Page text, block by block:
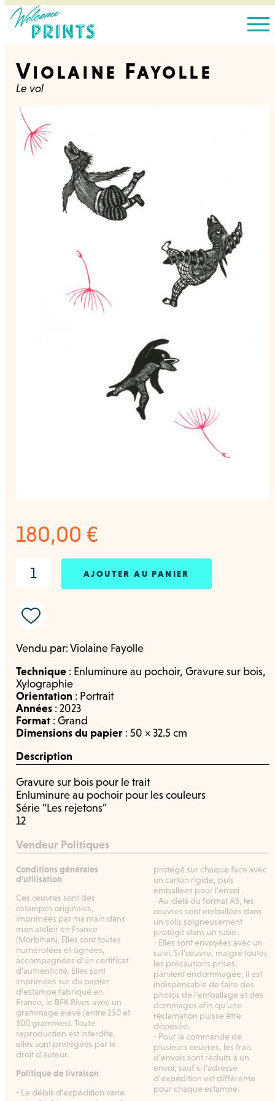
Violaine Fayolle
Le vol
180,00 €
AJOUTER AU PANIER
Vendu par: Violaine Fayolle
Années : 2023
Technique : Enluminure au pochoir, Gravure sur bois,
Xylographie
Format : Grand
Orientation : Portrait
Dimensions du papier : 50 × 32.5 cm
Description
Gravure sur bois pour le trait
Enluminure au pochoir pour les couleurs
Série “Les rejetons”
12
Vendeur Politiques
Conditions générales
d'utilisation
Ces œuvres sont des
estampes originales,
imprimées par ma main dans
mon atelier en France
(Morbihan). Elles sont toutes
numérotées et signées,
accompagnées d'un certificat
d'authenticité. Elles sont
imprimées sur du papier
d'estampe fabriqué en
France, le BFK Rives avec un
grammage élevé (entre 250 et
300 grammes). Toute
reproduction est interdite,
elles sont protégées par le
droit d'auteur.
Politique de livraison
- Le délais d'expédition varie
protégé sur chaque face avec
un carton rigide, puis
emballées pour l'envoi .
- Au-delà du format A3, les
œuvres sont emballées dans
un colis soigneusement
protégé dans un tube.
- Elles sont envoyées avec un
suivi. Si l'œuvre, malgré toutes
les précautions prises,
parvient endommagée, il est
indispensable de faire des
photos de l'emballage et des
dommages afin qu'une
réclamation puisse être
déposée.
- Pour la commande de
plusieurs œuvres, les frais
d'envois sont réduits à un
envoi, sauf si l'adresse
d'expédition est différente
pour chaque estampe.